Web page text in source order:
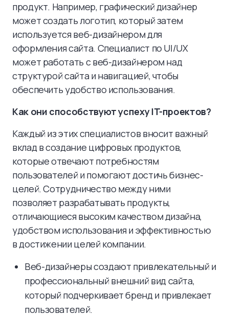
продукт. Например, графический дизайнер
может создать логотип, который затем
используется веб-дизайнером для
оформления сайта. Специалист по UI/UX
может работать с веб-дизайнером над
структурой сайта и навигацией, чтобы
обеспечить удобство использования.
Как они способствуют успеху IT-проектов?
Каждый из этих специалистов вносит важный
вклад в создание цифровых продуктов,
которые отвечают потребностям
пользователей и помогают достичь бизнес-
целей. Сотрудничество между ними
позволяет разрабатывать продукты,
отличающиеся высоким качеством дизайна,
удобством использования и эффективностью
в достижении целей компании.
Веб-дизайнеры создают привлекательный и
профессиональный внешний вид сайта,
который подчеркивает бренд и привлекает
пользователей.